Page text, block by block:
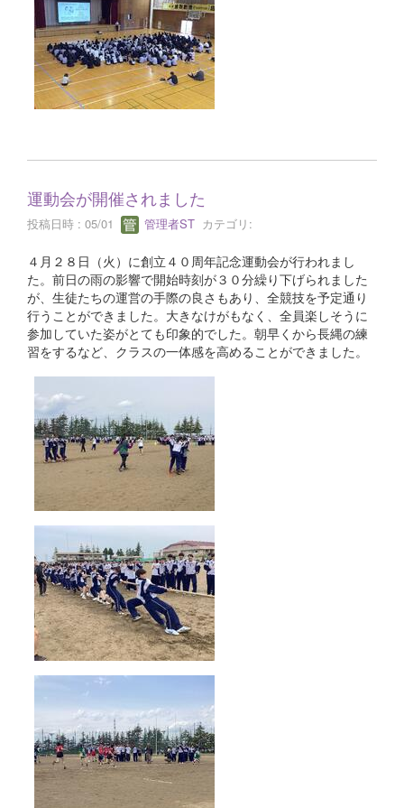
運動会が開催されました
投稿日時 : 05/01 管理者ST カテゴリ:
４月２８日（火）に創立４０周年記念運動会が行われまし
た。前日の雨の影響で開始時刻が３０分繰り下げられました
が、生徒たちの運営の手際の良さもあり、全競技を予定通り
行うことができました。大きなけがもなく、全員楽しそうに
参加していた姿がとても印象的でした。朝早くから長縄の練
習をするなど、クラスの一体感を高めることができました。